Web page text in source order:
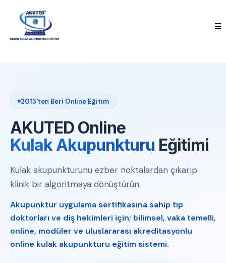
2013'ten Beri Online Eğitim
AKUTED Online
Kulak Akupunkturu Eğitimi
Kulak akupunkturunu ezber noktalardan çıkarıp
klinik bir algoritmaya dönüştürün.
Akupunktur uygulama sertifikasına sahip tıp
doktorları ve diş hekimleri için; bilimsel, vaka temelli,
online, modüler ve uluslararası akreditasyonlu
online kulak akupunkturu eğitim sistemi.